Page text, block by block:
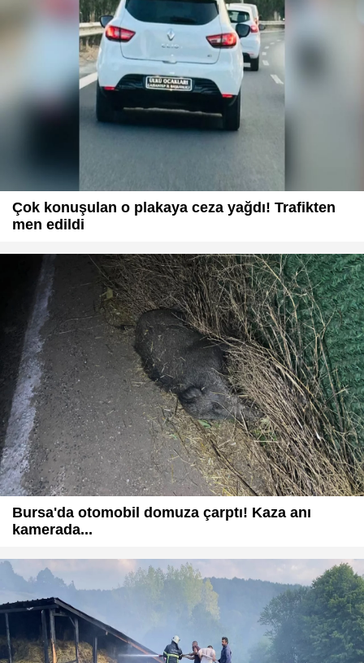
Çok konuşulan o plakaya ceza yağdı! Trafikten
men edildi
Bursa'da otomobil domuza çarptı! Kaza anı
kamerada...